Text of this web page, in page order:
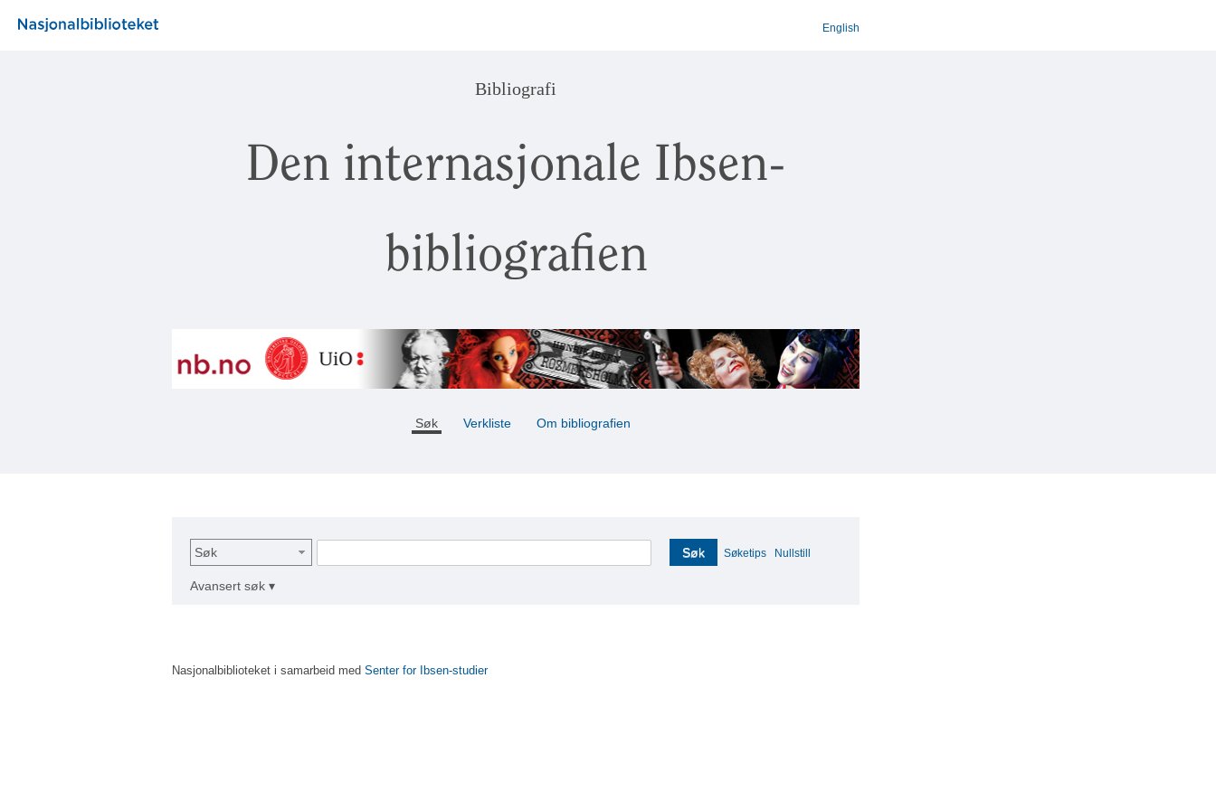
English
Bibliografi
Den internasjonale Ibsen-
bibliografien
Søk Verkliste Om bibliografien
Søk Søk Søketips Nullstill
Avansert søk ▾
Nasjonalbiblioteket i samarbeid med Senter for Ibsen-studier